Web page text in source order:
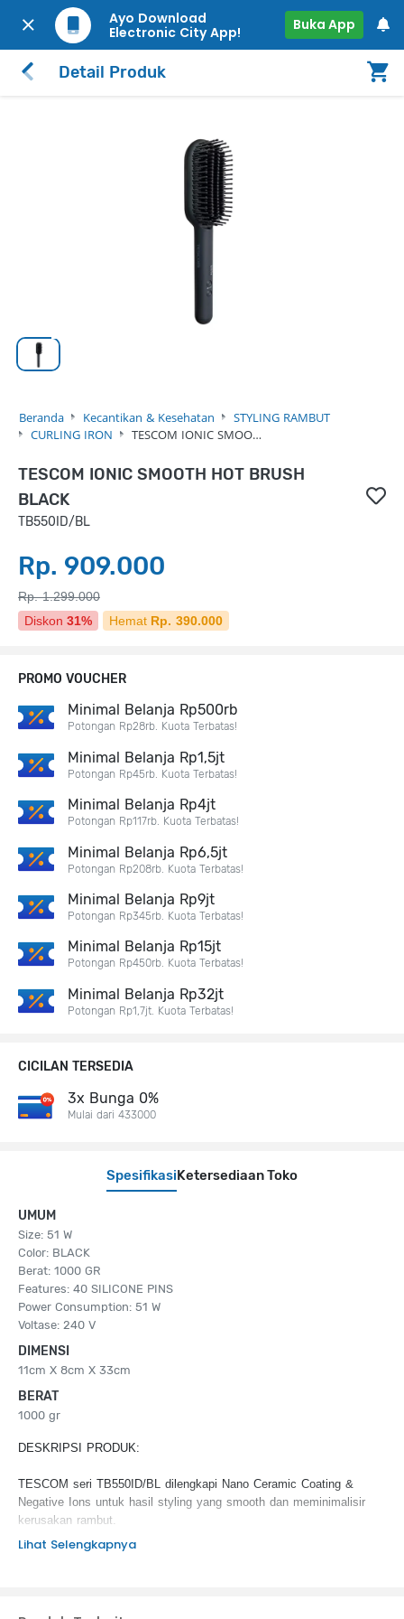
Ayo Download
Electronic City App!
Buka App
Detail Produk
Beranda Kecantikan & Kesehatan
STYLING RAMBUT
CURLING IRON
TESCOM IONIC SMOO…
TESCOM IONIC SMOOTH HOT BRUSH
BLACK
TB550ID/BL
Rp. 909.000
Rp. 1.299.000
Diskon 31% Hemat Rp. 390.000
SpesifikasiKetersediaan Toko
UMUM
Size: 51 W
Color: BLACK
Berat: 1000 GR
Features: 40 SILICONE PINS
Power Consumption: 51 W
Voltase: 240 V
DIMENSI
11cm X 8cm X 33cm
BERAT
1000 gr
DESKRIPSI PRODUK:
TESCOM seri TB550ID/BL dilengkapi Nano Ceramic Coating &
Negative Ions untuk hasil styling yang smooth dan meminimalisir
kerusakan rambut.
Lihat Selengkapnya
PROMO VOUCHER
Minimal Belanja Rp500rb
Potongan Rp28rb. Kuota Terbatas!
Minimal Belanja Rp1,5jt
Potongan Rp45rb. Kuota Terbatas!
Minimal Belanja Rp4jt
Potongan Rp117rb. Kuota Terbatas!
Minimal Belanja Rp6,5jt
Potongan Rp208rb. Kuota Terbatas!
Minimal Belanja Rp9jt
Potongan Rp345rb. Kuota Terbatas!
Minimal Belanja Rp15jt
Potongan Rp450rb. Kuota Terbatas!
Minimal Belanja Rp32jt
Potongan Rp1,7jt. Kuota Terbatas!
CICILAN TERSEDIA
3x Bunga 0%
Mulai dari 433000